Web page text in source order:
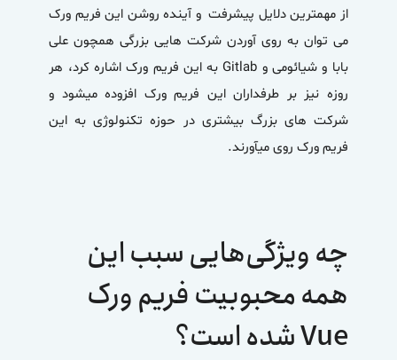
از مهمترین دلایل پیشرفت و آینده روشن این فریم ورک
می توان به روی آوردن شرکت هایی بزرگی همچون علی
بابا و شیائومی و Gitlab به این فریم ورک اشاره کرد، هر
روزه نیز بر طرفداران این فریم ورک افزوده می­شود و
شرکت های بزرگ بیشتری در حوزه تکنولوژی به این
فریم ورک روی می­آورند.
چه ویژگی‌­هایی سبب این
همه محبوبیت فریم ورک
Vue شده است؟